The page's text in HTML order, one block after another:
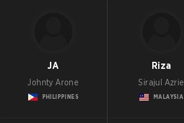
JA
Johnty Arone
PHILIPPINES
Riza
Sirajul Azrie
MALAYSIA